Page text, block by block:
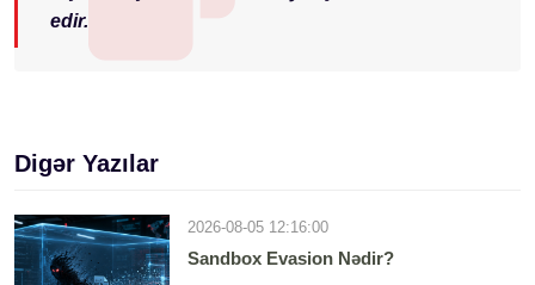
edir.
Digər Yazılar
2026-08-05 12:16:00
Sandbox Evasion Nədir?